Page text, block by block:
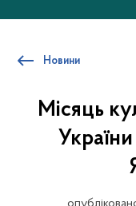
Новини
Місяць
України